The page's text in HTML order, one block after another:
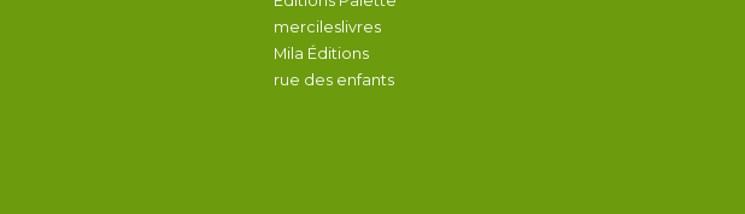
mercileslivres
Mila Éditions
rue des enfants